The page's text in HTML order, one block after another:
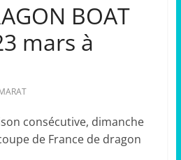
BOAT
mars à
consécutive, dimanche
de France de dragon